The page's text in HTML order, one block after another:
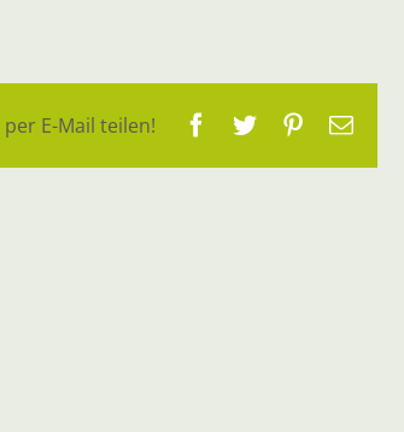
E-Mail teilen! Facebook
TwitterPinterest
E-